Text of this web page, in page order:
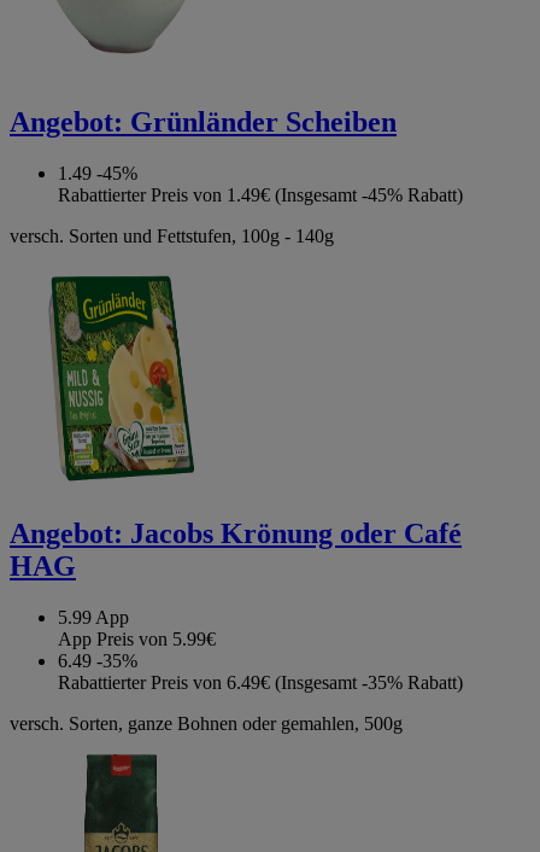
Angebot: Grünländer Scheiben
1.49 -45%
Rabattierter Preis von 1.49€ (Insgesamt -45% Rabatt)
versch. Sorten und Fettstufen, 100g - 140g
Angebot: Jacobs Krönung oder Café
HAG
5.99 App
App Preis von 5.99€
6.49 -35%
Rabattierter Preis von 6.49€ (Insgesamt -35% Rabatt)
versch. Sorten, ganze Bohnen oder gemahlen, 500g